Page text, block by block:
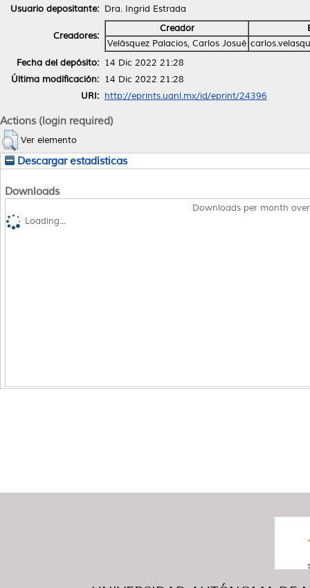
Usuario depositante: Dra. Ingrid Estrada
Creadores:
Creador
Velásquez Palacios, Carlos Josué
Fecha del depósito: 14 Dic 2022 21:28
Última modificación: 14 Dic 2022 21:28
URI: http://eprints.uanl.mx/id/eprint/24396
Actions (login required)
Ver elemento
Descargar estadísticas
Downloads
Downloads per month
Loading...